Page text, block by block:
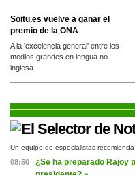
Soitu.es vuelve a ganar el
premio de la ONA
A la 'excelencia general' entre los
medios grandes en lengua no
inglesa.
Un equipo de especialistas
08:50
¿Se ha preparado Rajoy